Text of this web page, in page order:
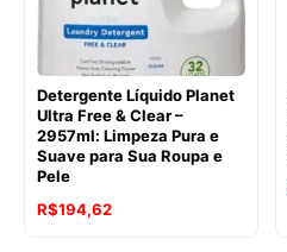
Detergente Líquido Planet
Ultra Free & Clear –
2957ml: Limpeza Pura e
Suave para Sua Roupa e
Pele
O
R$194,62O